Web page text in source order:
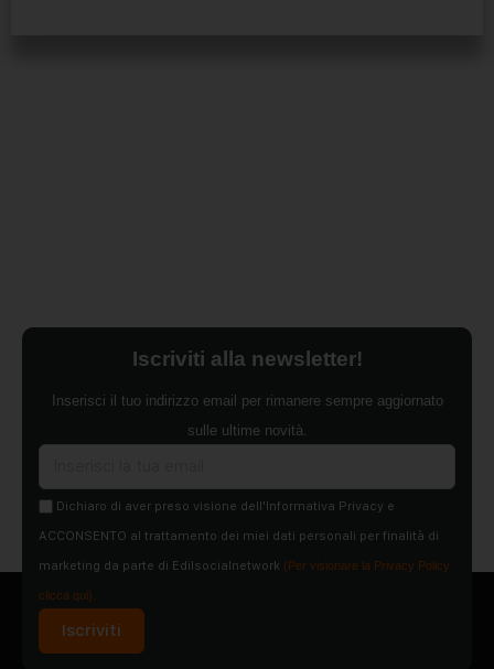
Iscriviti alla newsletter!
Inserisci il tuo indirizzo email per rimanere sempre aggiornato
sulle ultime novità.
Dichiaro di aver preso visione dell'Informativa Privacy e
ACCONSENTO al trattamento dei miei dati personali per finalità di
marketing da parte di Edilsocialnetwork (Per visionare la Privacy Policy
clicca qui).
Iscriviti